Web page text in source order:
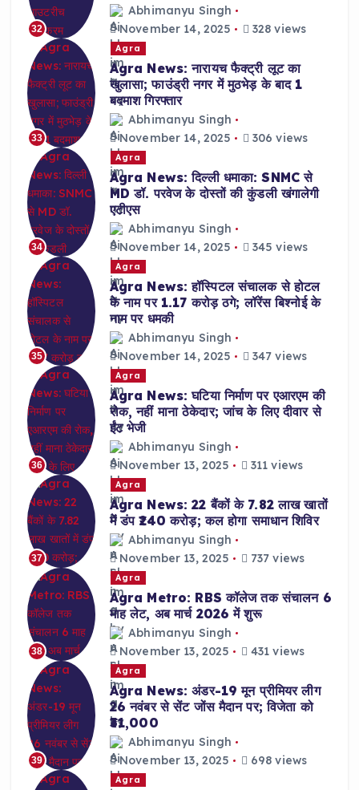
32
Abhimanyu Singh
November 14, 2025
328 views
33
Agra
Agra News: नारायच फैक्ट्री लूट का
खुलासा; फाउंड्री नगर में मुठभेड़ के बाद 1
बदमाश गिरफ्तार
Abhimanyu Singh
November 14, 2025
306 views
34
Agra
Agra News: दिल्ली धमाका: SNMC से
MD डॉ. परवेज के दोस्तों की कुंडली खंगालेगी
एटीएस
Abhimanyu Singh
November 14, 2025
345 views
35
Agra
Agra News: हॉस्पिटल संचालक से होटल
के नाम पर 1.17 करोड़ ठगे; लॉरेंस बिश्नोई के
नाम पर धमकी
Abhimanyu Singh
November 14, 2025
347 views
36
Agra
Agra News: घटिया निर्माण पर एआरएम की
रोक, नहीं माना ठेकेदार; जांच के लिए दीवार से
ईंट भेजी
Abhimanyu Singh
November 13, 2025
311 views
37
Agra
Agra News: 22 बैंकों के 7.82 लाख खातों
में डंप ₹240 करोड़; कल होगा समाधान शिविर
Abhimanyu Singh
November 13, 2025
737 views
38
Agra
Agra Metro: RBS कॉलेज तक संचालन 6
माह लेट, अब मार्च 2026 में शुरू
Abhimanyu Singh
November 13, 2025
431 views
39
Agra
Agra News: अंडर-19 मून प्रीमियर लीग
26 नवंबर से सेंट जोंस मैदान पर; विजेता को
₹31,000
Abhimanyu Singh
November 13, 2025
698 views
Agra